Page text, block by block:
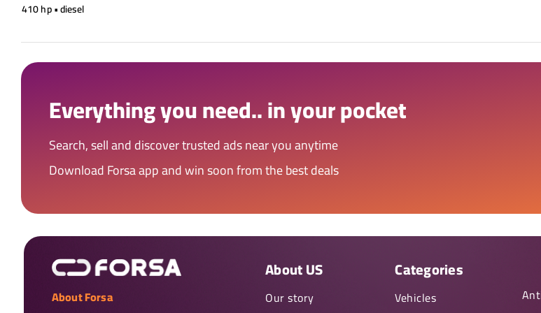
410 hp • diesel
Everything you need.. in your pocket
Search, sell and discover trusted ads near you anytime
Download Forsa app and win soon from the best deals
About Forsa
About US
Our story
Categories
Vehicles